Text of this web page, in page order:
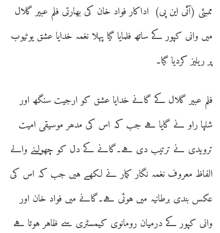
ممبئی (آئی این پی) اداکار فواد خان کی بھارتی فلم عبیر گلال
میں وانی کپور کے ساتھ فلمایا گیا پہلا نغمہ خدایا عشق یوٹیوب
پر ریلیز کردیا گیا۔
فلم عبیر گلال کے گانے خدایا عشق کو ارجیت سنگھ اور
شلپا راو نے گایا ہے جب کہ اس کی مدھر موسیقی امیت
ترویدی نے ترتیب دی ہے۔گانے کے دل کو چھولینے والے
الفاظ معروف نغمہ نگار کمار نے لکھے ہیں جب کہ اس کی
عکس بندی برطانیہ میں ہوئی ہے۔گانے میں فواد خان اور
وانی کپور کے درمیان رومانوی کیمسٹری سے ظاہر ہوتا ہے